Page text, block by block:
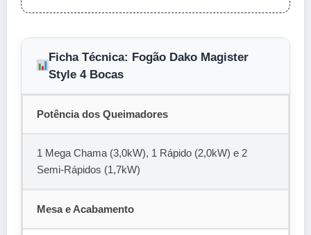
Ficha Técnica: Fogão Dako Magister
Style 4 Bocas
Potência dos Queimadores
1 Mega Chama (3,0kW), 1 Rápido (2,0kW) e 2
Semi-Rápidos (1,7kW)
Mesa e Acabamento